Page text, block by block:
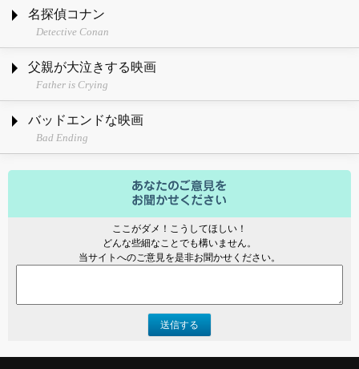
名探偵コナン
Detective Conan
父親が大泣きする映画
Father is Crying
バッドエンドな映画
Bad Ending
ここがダメ！こうしてほしい！
どんな些細なことでも構いません。
当サイトへのご意見を是非お聞かせください。
送信する